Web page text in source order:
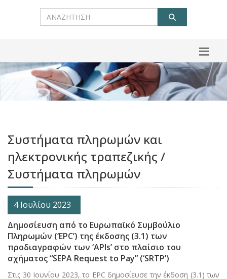
Συστήματα πληρωμών και
ηλεκτρονικής τραπεζικής /
Συστήματα πληρωμών
4 Ιουλίου 2023
Δημοσίευση από το Ευρωπαϊκό Συμβούλιο
Πληρωμών (‘EPC’) της έκδοσης (3.1) των
προδιαγραφών των ‘APIs’ στο πλαίσιο του
σχήματος “SEPA Request to Pay” (‘SRTP’)
Στις 30 Ιουνίου 2023, το EPC δημοσίευσε την έκδοση (3.1) των